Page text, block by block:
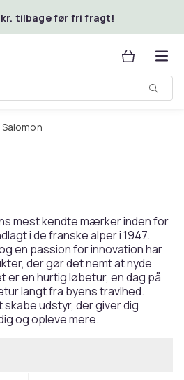
kr. tilbage før fri fragt!
Salomon
mest kendte mærker inden for
i de franske alper i 1947.
en passion for innovation har
der gør det nemt at nyde
er en hurtig løbetur, en dag på
langt fra byens travlhed.
udstyr, der giver dig
og opleve mere.